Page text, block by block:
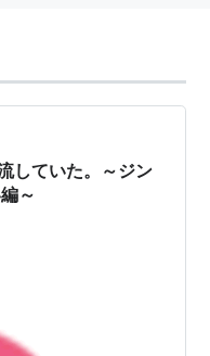
していた。～ジン
～